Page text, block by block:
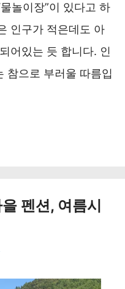
놀이장”이 있다고 하
인구가 적은데도 아
어있는 듯 합니다. 인
참으로 부러울 따름입
펜션, 여름시